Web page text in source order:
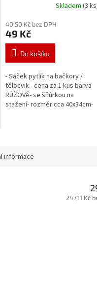
Skladem(3
40,50 Kč bez DPH
49 Kč
Do košíku
- Sáček pytlík na bačkory /
tělocvik - cena za 1 kus barva
RŮŽOVÁ- se šňůrkou na
stažení- rozměr cca 40x34cm-
informace
247,11 Kč